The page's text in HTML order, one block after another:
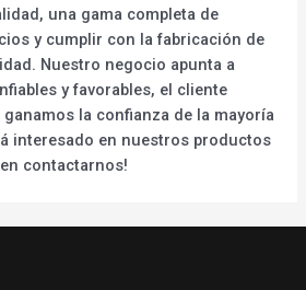
una gama completa de
y cumplir con la fabricación de
Nuestro negocio apunta a
y favorables, el cliente
la confianza de la mayoría
interesado en nuestros productos
contactarnos!